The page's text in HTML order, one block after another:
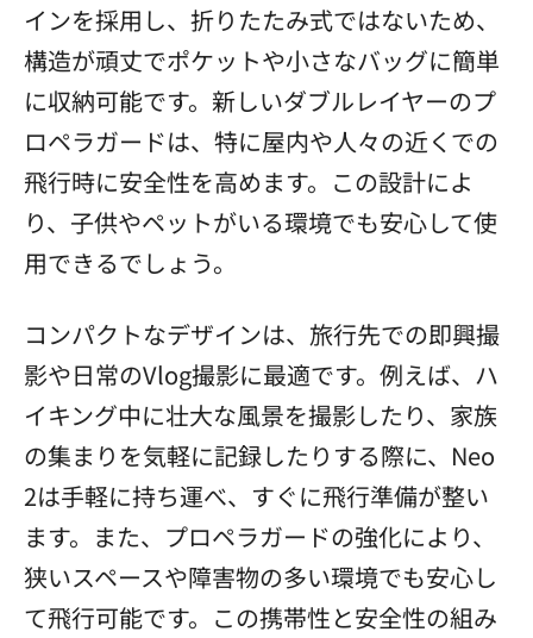
インを採用し、折りたたみ式ではないため、
構造が頑丈でポケットや小さなバッグに簡単
に収納可能です。新しいダブルレイヤーのプ
ロペラガードは、特に屋内や人々の近くでの
飛行時に安全性を高めます。この設計によ
り、子供やペットがいる環境でも安心して使
用できるでしょう。
コンパクトなデザインは、旅行先での即興撮
影や日常のVlog撮影に最適です。例えば、ハ
イキング中に壮大な風景を撮影したり、家族
の集まりを気軽に記録したりする際に、Neo
2は手軽に持ち運べ、すぐに飛行準備が整い
ます。また、プロペラガードの強化により、
狭いスペースや障害物の多い環境でも安心し
て飛行可能です。この携帯性と安全性の組み